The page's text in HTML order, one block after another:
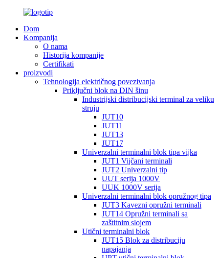
Dom
Kompanija
O nama
Historija kompanije
Certifikati
proizvodi
Tehnologija električnog povezivanja
Priključni blok na DIN šinu
Industrijski distribucijski terminal za veliku
struju
JUT10
JUT11
JUT13
JUT17
Univerzalni terminalni blok tipa vijka
JUT1 Vijčani terminali
JUT2 Univerzalni tip
UUT serija 1000V
UUK 1000V serija
Univerzalni terminalni blok opružnog tipa
JUT3 Kavezni opružni terminali
JUT14 Opružni terminali sa
zaštitnim slojem
Utični terminalni blok
JUT15 Blok za distribuciju
napajanja